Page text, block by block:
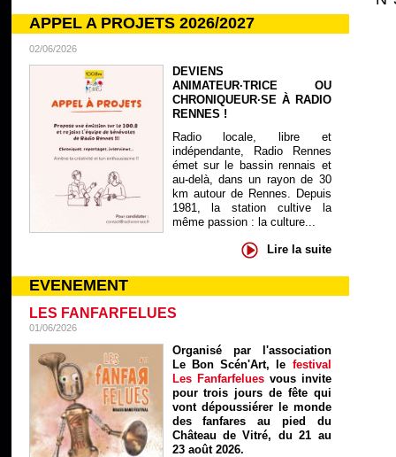
APPEL A PROJETS 2026/2027
02/06/2026
DEVIENS
ANIMATEUR·TRICE OU
CHRONIQUEUR·SE À RADIO
RENNES !
Radio locale, libre et
indépendante, Radio Rennes
émet sur le bassin rennais et
au-delà, dans un rayon de 30
km autour de Rennes. Depuis
1981, la station cultive la
même passion : la culture...
Lire la suite
EVENEMENT
LES FANFARFELUES
01/06/2026
Organisé par l'association
Le Bon Scén'Art, le festival
Les Fanfarfelues vous invite
pour trois jours de fête qui
vont dépoussiérer le monde
des fanfares au pied du
Château de Vitré, du 21 au
23 août 2026.